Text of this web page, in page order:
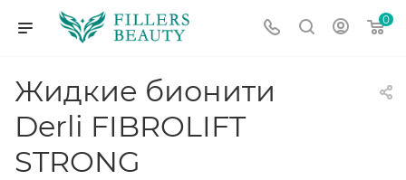
0
Жидкие бионити
Derli FIBROLIFT
STRONG